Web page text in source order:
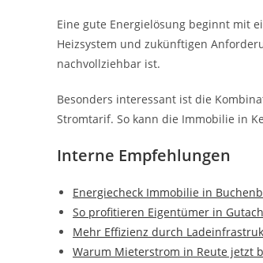
Eine gute Energielösung beginnt mit
Heizsystem und zukünftigen
nachvollziehbar ist.
Besonders interessant ist die
Stromtarif. So kann die Immobilie in
Interne Empfehlungen
Energiecheck Immobilie in
So profitieren Eigentümer in
Mehr Effizienz durch
Warum Mieterstrom in Reute jetzt